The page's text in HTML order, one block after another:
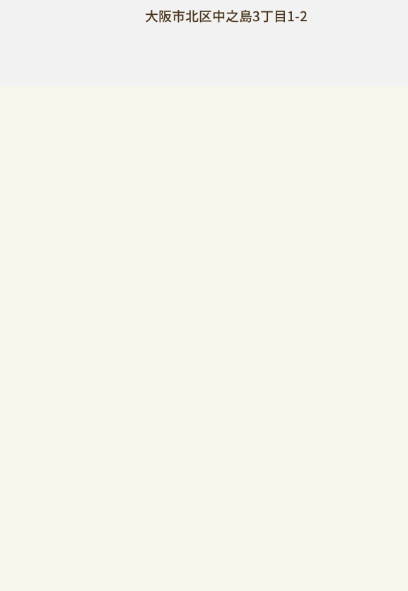
大阪市北区中之島3丁目​1-2